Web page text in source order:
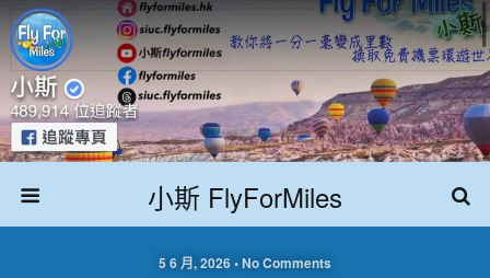
小斯 FlyForMiles
5 6 月, 2026 • No Comments